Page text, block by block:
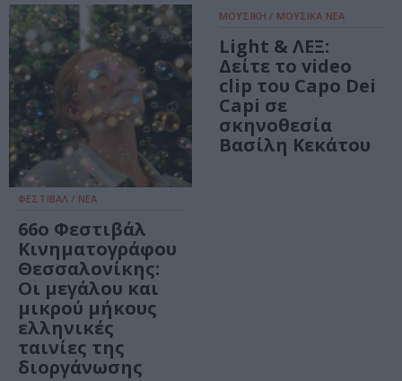
ΦΕΣΤΙΒΑΛ / ΝΕΑ
66ο Φεστιβάλ
Κινηματογράφου
Θεσσαλονίκης:
Οι μεγάλου και
μικρού μήκους
ελληνικές
ταινίες της
διοργάνωσης
ΜΟΥΣΙΚΗ / ΜΟΥΣΙΚΑ ΝΕΑ
Light & ΛΕΞ:
Δείτε το video
clip του Capo Dei
Capi σε
σκηνοθεσία
Βασίλη Κεκάτου